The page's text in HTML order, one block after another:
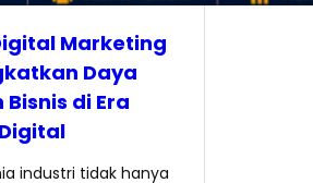
Marketing
Daya
Bisnis di Era
industri tidak hanya